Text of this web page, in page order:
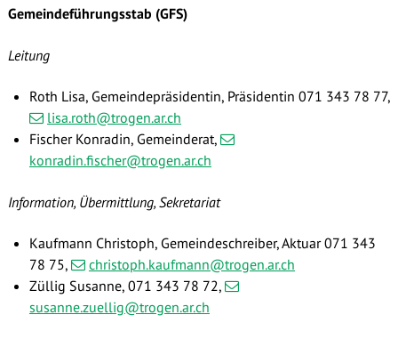
Gemeindeführungsstab (GFS)
Leitung
Roth Lisa, Gemeindepräsidentin, Präsidentin 071 343 78 77,
lisa.roth@trogen.ar.ch
Fischer Konradin, Gemeinderat,
konradin.fischer@trogen.ar.ch
Information, Übermittlung, Sekretariat
Kaufmann Christoph, Gemeindeschreiber, Aktuar 071 343
78 75,
christoph.kaufmann@trogen.ar.ch
Züllig Susanne, 071 343 78 72,
susanne.zuellig@trogen.ar.ch